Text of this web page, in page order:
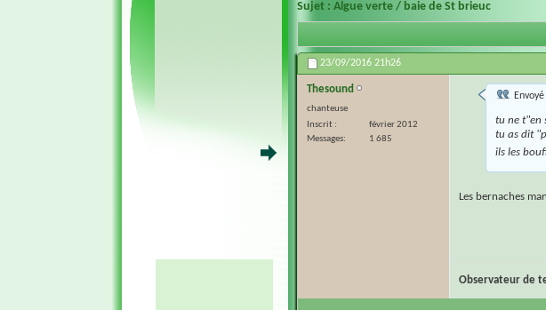
Sujet : Algue verte / baie de St brieuc
23/09/2016 21h26
Thesound
chanteuse
Inscrit
février 2012
Messages
1 685
tu ne t"en
tu as dit
ils les
Les bernaches
Observateur de